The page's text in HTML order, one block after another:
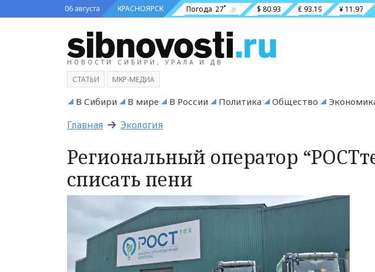
06 августа КРАСНОЯРСК Погода 27˚ $ 80.93 € 93.19 ¥ 11.97
НОВОСТИ СИБИРИ, УРАЛА И ДВ
СТАТЬИ МКР-МЕДИА
В Сибири В мире В России Политика Общество
Главная Экология
Региональный оператор
списать пени